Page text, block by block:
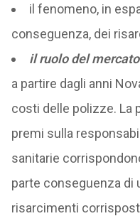
il fenomeno, in
conseguenza, dei
il ruolo del
a partire dagli anni
costi delle polizze. La
premi sulla
sanitarie
parte conseguenza di
risarcimenti